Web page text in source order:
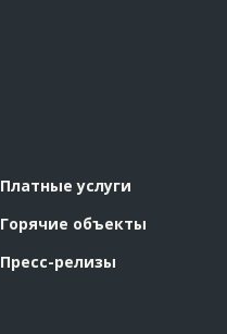
Платные услуги
Горячие объекты
Пресс-релизы